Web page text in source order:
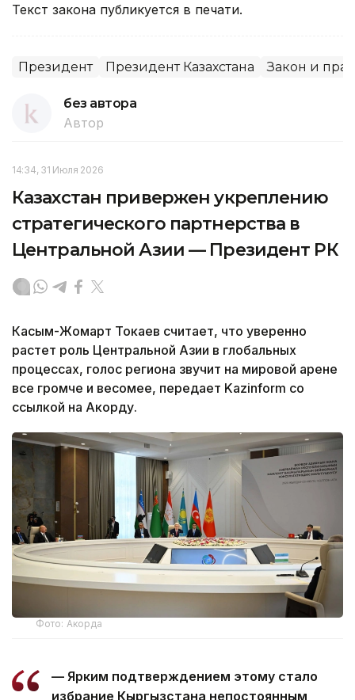
Текст закона публикуется в печати.
Президент Президент Казахстана Закон и
без автора
Автор
14:34, 31 Июля 2026
Казахстан привержен укреплению
стратегического партнерства в
Центральной Азии — Президент РК
Касым-Жомарт Токаев считает, что уверенно
растет роль Центральной Азии в глобальных
процессах, голос региона звучит на мировой арене
все громче и весомее, передает Kazinform со
ссылкой на Акорду.
Фото: Акорда
— Ярким подтверждением этому стало
избрание Кыргызстана непостоянным